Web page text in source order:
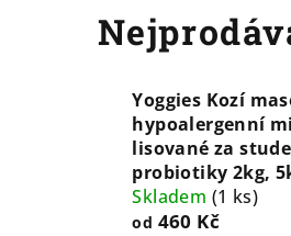
Yoggies Kozí
hypoalergenní
lisované za
probiotiky 2kg,
Skladem (1 ks)
od 460 Kč